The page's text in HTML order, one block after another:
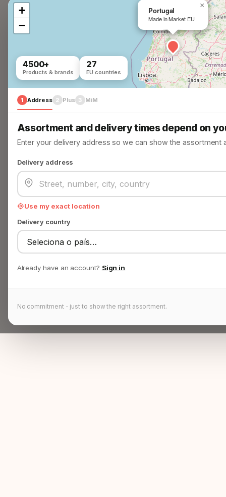
Portugal
Made in Market EU
×
+
−
4500+
Products & brands
27
EU countries
1 Address 2 Plus 3 MiM
Assortment and delivery times depend on
Enter your delivery address so we can show the assortment
Delivery address
Use my exact location
Delivery country
Already have an account? Sign in
No commitment - just to show the right assortment.